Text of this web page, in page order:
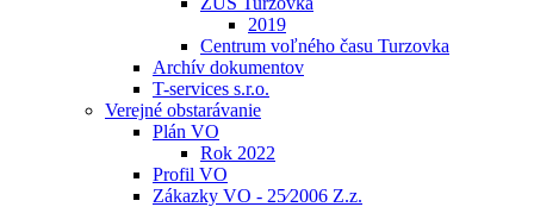
2019
Centrum voľného času Turzovka
Archív dokumentov
T-services s.r.o.
Verejné obstarávanie
Plán VO
Rok 2022
Profil VO
Zákazky VO - 25⁄2006 Z.z.